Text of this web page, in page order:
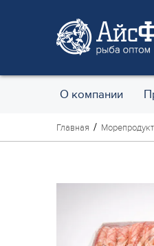
О компании
Главная